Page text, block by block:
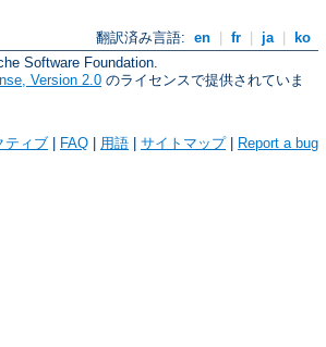
翻訳済み言語: en fr ja
ko
Software Foundation.
Version 2.0 のライセンスで提供されていま
ティブ | FAQ | 用語 | サイトマップ| Report a bug